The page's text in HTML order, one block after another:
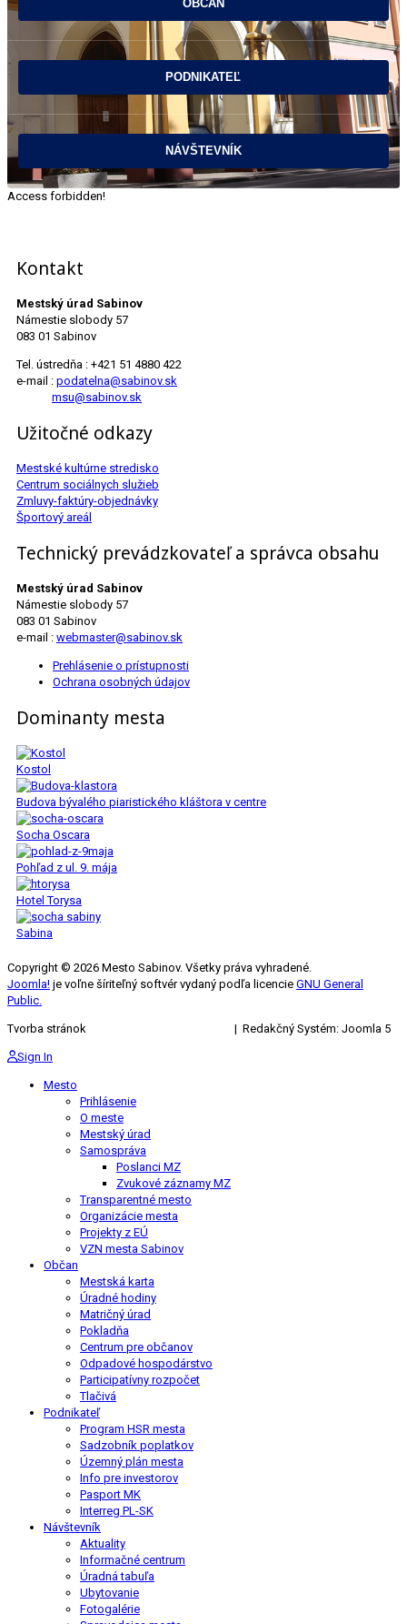
Access forbidden!
Kontakt
Mestský úrad Sabinov
Námestie slobody 57
083 01 Sabinov
Tel. ústredňa : +421 51 4880 422
e-mail : podatelna@sabinov.sk
msu@sabinov.sk
Užitočné odkazy
Mestské kultúrne stredisko
Centrum sociálnych služieb
Zmluvy-faktúry-objednávky
Športový areál
Technický prevádzkovateľ a správca obsahu
Mestský úrad Sabinov
Námestie slobody 57
083 01 Sabinov
e-mail : webmaster@sabinov.sk
Prehlásenie o prístupnosti
Ochrana osobných údajov
Dominanty mesta
Kostol
Budova bývalého piaristického kláštora v centre
Socha Oscara
Pohľad z ul. 9. mája
Hotel Torysa
Sabina
Copyright © 2026 Mesto Sabinov. Všetky práva vyhradené.
Joomla! je voľne šíriteľný softvér vydaný podľa licencie GNU General
Public.
Tvorba stránok | Redakčný Systém: Joomla 5
Sign In
Mesto
Prihlásenie
O meste
Mestský úrad
Samospráva
Poslanci MZ
Zvukové záznamy MZ
Transparentné mesto
Organizácie mesta
Projekty z EÚ
VZN mesta Sabinov
Občan
Mestská karta
Úradné hodiny
Matričný úrad
Pokladňa
Centrum pre občanov
Odpadové hospodárstvo
Participatívny rozpočet
Tlačivá
Podnikateľ
Program HSR mesta
Sadzobník poplatkov
Územný plán mesta
Info pre investorov
Pasport MK
Interreg PL-SK
Návštevník
Aktuality
Informačné centrum
Úradná tabuľa
Ubytovanie
Fotogalérie